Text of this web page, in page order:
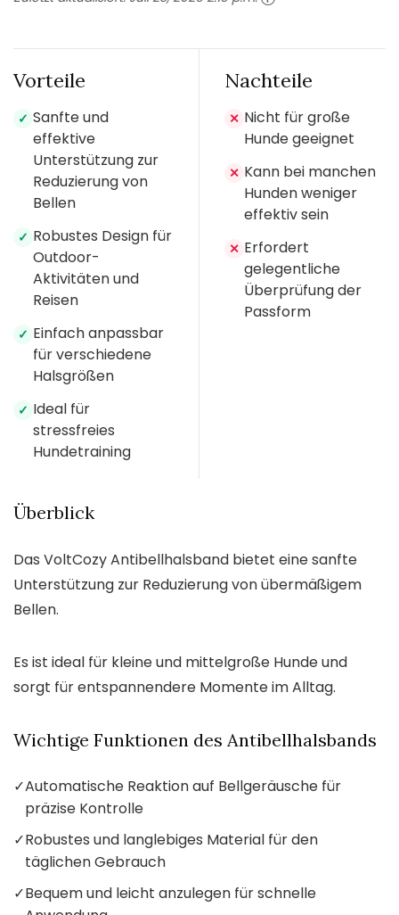
Vorteile
✓ Sanfte und
effektive
Unterstützung zur
Reduzierung von
Bellen
✓ Robustes Design für
Outdoor-
Aktivitäten und
Reisen
✓ Einfach anpassbar
für verschiedene
Halsgrößen
✓ Ideal für
stressfreies
Hundetraining
Nachteile
✕ Nicht für große
Hunde geeignet
✕ Kann bei manchen
Hunden weniger
effektiv sein
✕ Erfordert
gelegentliche
Überprüfung der
Passform
Überblick
Das VoltCozy Antibellhalsband bietet eine sanfte
Unterstützung zur Reduzierung von übermäßigem
Bellen.
Es ist ideal für kleine und mittelgroße Hunde und
sorgt für entspannendere Momente im Alltag.
Wichtige Funktionen des Antibellhalsbands
✓Automatische Reaktion auf Bellgeräusche für
präzise Kontrolle
✓Robustes und langlebiges Material für den
täglichen Gebrauch
✓Bequem und leicht anzulegen für schnelle